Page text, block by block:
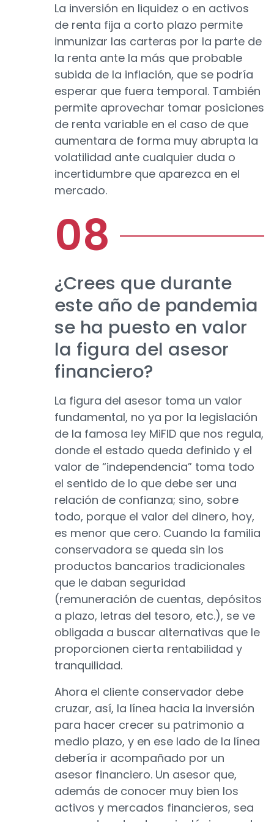
La inversión en liquidez o en activos
de renta fija a corto plazo permite
inmunizar las carteras por la parte de
la renta ante la más que probable
subida de la inflación, que se podría
esperar que fuera temporal. También
permite aprovechar tomar posiciones
de renta variable en el caso de que
aumentara de forma muy abrupta la
volatilidad ante cualquier duda o
incertidumbre que aparezca en el
mercado.
¿Crees que durante
este año de pandemia
se ha puesto en valor
la figura del asesor
financiero?
La figura del asesor toma un valor
fundamental, no ya por la legislación
de la famosa ley MiFID que nos regula,
donde el estado queda definido y el
valor de “independencia” toma todo
el sentido de lo que debe ser una
relación de confianza; sino, sobre
todo, porque el valor del dinero, hoy,
es menor que cero. Cuando la familia
conservadora se queda sin los
productos bancarios tradicionales
que le daban seguridad
(remuneración de cuentas, depósitos
a plazo, letras del tesoro, etc.), se ve
obligada a buscar alternativas que le
proporcionen cierta rentabilidad y
tranquilidad.
Ahora el cliente conservador debe
cruzar, así, la línea hacia la inversión
para hacer crecer su patrimonio a
medio plazo, y en ese lado de la línea
debería ir acompañado por un
asesor financiero. Un asesor que,
además de conocer muy bien los
activos y mercados financieros, sea